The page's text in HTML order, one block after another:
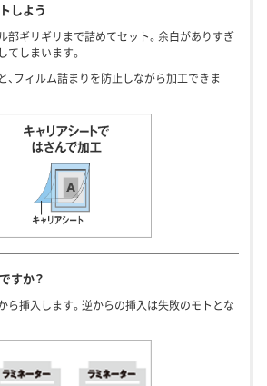
しよう
部ギリギリまで詰めてセット。余白がありすぎ
てしまいます。
、フィルム詰まりを防止しながら加工できま
すか？
ら挿入します。逆からの挿入は失敗のモトとな